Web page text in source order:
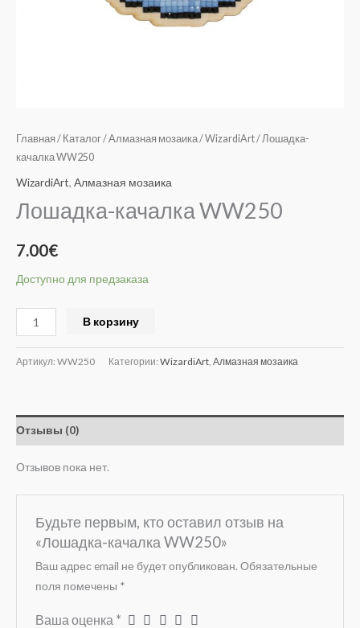
Главная / Каталог/Алмазная мозаика/WizardiArt/ Лошадка-
качалка WW250
WizardiArt, Алмазная мозаика
Лошадка-качалка WW250
7.00€
Доступно для предзаказа
В корзину
Артикул: WW250 Категории: WizardiArt Алмазная мозаика
Отзывы (0)
Отзывов пока нет.
Будьте первым, кто оставил отзыв на
«Лошадка-качалка WW250»
Ваш адрес email не будет опубликован. Обязательные
поля помечены *
Ваша оценка *